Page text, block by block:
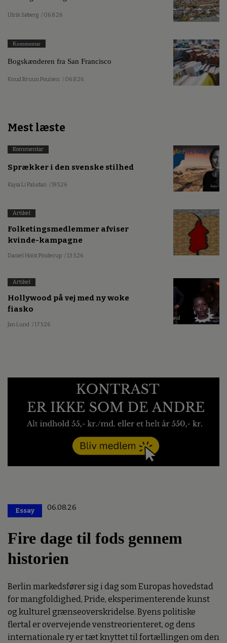
Ulrik Søberg / 06.8.26
Kommentar
Bogskænderen fra San Francisco
Knud Bruun Poulsen / 06.8.26
Mest læste
Kommentar
Sprækker i den svenske stilhed
Kajsa Li Paludan / 19.5.26
Artikel
Folketingsmedlemmer afviser
kvinde-kampagne
Daniel Holst Pinderup / 13.5.26
Artikel
Hollywood på vej med ny woke
fiasko
Jan Lund / 17.5.26
Essay 06.08.26
Fire dage til fods gennem
historien
Berlin markedsfører sig i dag som Europas hovedstad
for mangfoldighed, Pride, eksperimenterende kunst
og kulturel grænseoverskridelse. Byens politiske
flertal er overvejende venstreorienteret, og dens
internationale ry er tæt knyttet til fortællingen om den